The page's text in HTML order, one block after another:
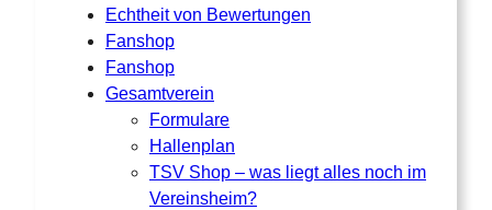
Echtheit von Bewertungen
Fanshop
Fanshop
Gesamtverein
Formulare
Hallenplan
TSV Shop – was liegt alles noch im
Vereinsheim?